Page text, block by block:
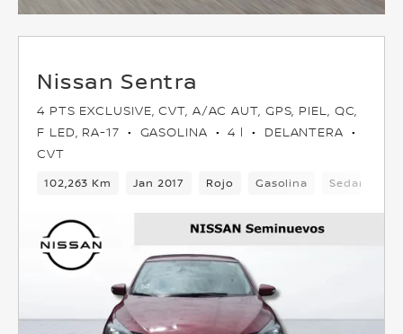
Nissan Sentra
4 PTS EXCLUSIVE, CVT, A/AC AUT, GPS, PIEL, QC,
F LED, RA-17
GASOLINA 4 l
DELANTERA
CVT
102,263 Km Jan 2017 Rojo Gasolina Sedan